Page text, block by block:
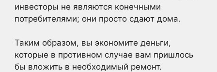
инвесторы не являются конечными
потребителями; они просто сдают дома.
Таким образом, вы экономите деньги,
которые в противном случае вам пришлось
бы вложить в необходимый ремонт.